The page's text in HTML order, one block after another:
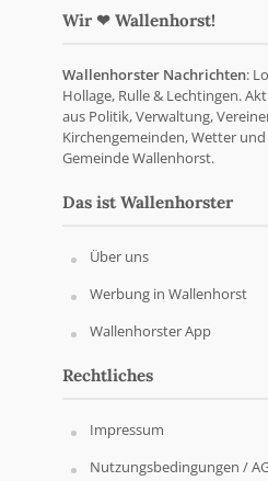
Wir ❤ Wallenhorst!
Wallenhorster Nachrichten:
Hollage, Rulle & Lechtingen.
aus Politik, Verwaltung,
Kirchengemeinden, Wetter
Gemeinde Wallenhorst.
Das ist Wallenhorster
Über uns
Werbung in Wallenhorst
Wallenhorster App
Rechtliches
Impressum
Nutzungsbedingungen /